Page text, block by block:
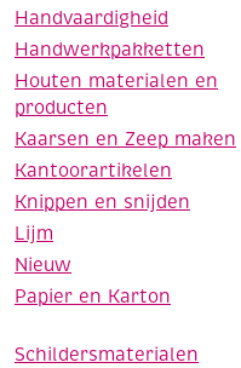
Handvaardigheid
Handwerkpakketten
Houten materialen en
producten
Kaarsen en Zeep maken
Kantoorartikelen
Knippen en snijden
Lijm
Nieuw
Papier en Karton
Schildersmaterialen